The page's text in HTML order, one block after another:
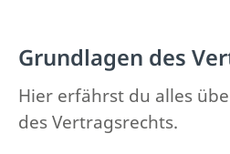
Grundlagen des
Hier erfährst du alles
des Vertragsrechts.